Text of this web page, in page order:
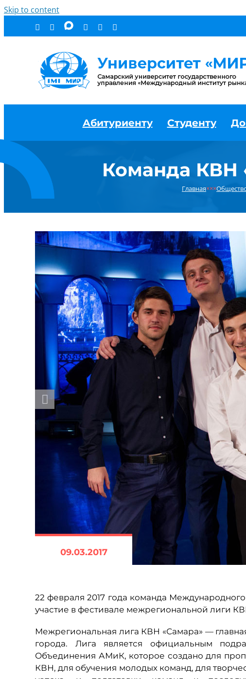
Skip to content
Абитуриенту Студенту
Команда КВН
Главная×××
09.03.2017
22 февраля 2017 года команда
участие в фестивале межрегиональной лиги
Межрегиональная лига КВН «Самара» —
города. Лига является официальным
Объединения АМиК, которое создано для
КВН, для обучения молодых команд, для